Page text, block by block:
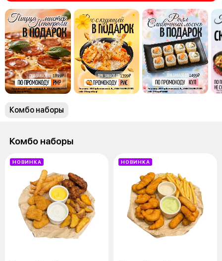
Комбо наборы
Комбо наборы
НОВИНКА НОВИНКА